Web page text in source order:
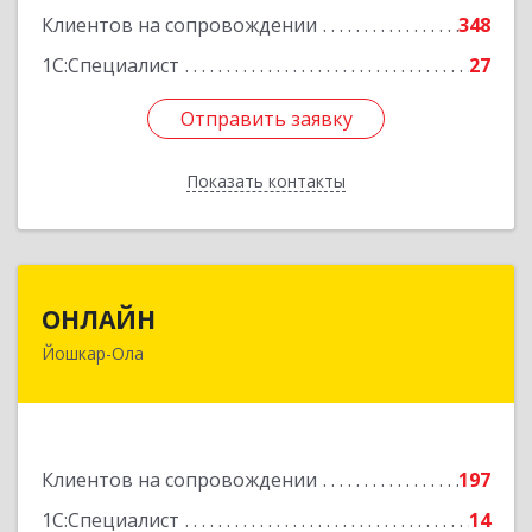
Клиентов на сопровождении
348
1С:Специалист
27
Отправить заявку
Показать контакты
Подробнее
Отправить заявку
Назад
ОНЛАЙН
Йошкар-Ола
Клиентов на сопровождении
197
1С:Специалист
14
424000, Марий Эл Респ, Йошкар-Ола г,